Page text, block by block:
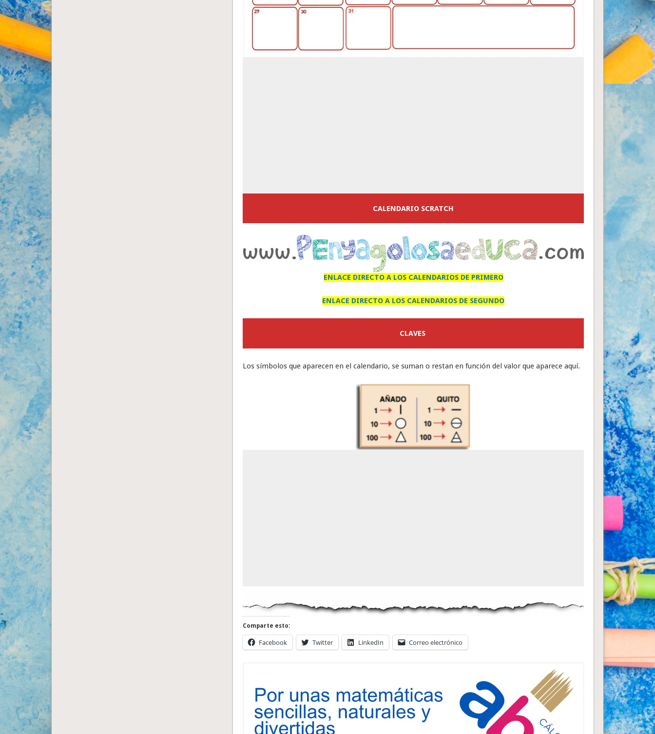
CALENDARIO SCRATCH
ENLACE DIRECTO A LOS CALENDARIOS DE PRIMERO
ENLACE DIRECTO A LOS CALENDARIOS DE SEGUNDO
CLAVES
Los símbolos que aparecen en el calendario, se suman o restan en función del valor que aparece aquí.
Comparte esto:
Facebook Twitter LinkedIn Correo electrónico